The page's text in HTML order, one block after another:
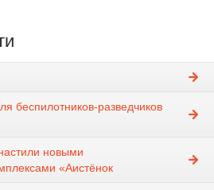
беспилотников-разведчиков
новыми
«Аистёнок